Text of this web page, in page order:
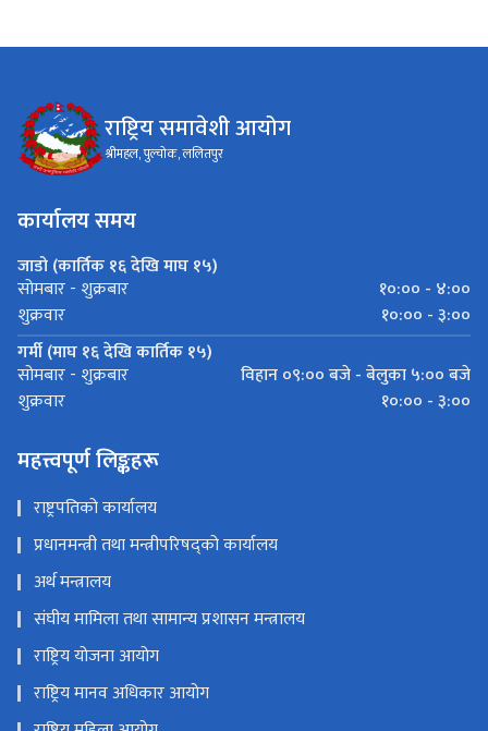
राष्ट्रिय समावेशी आयोग
श्रीमहल, पुल्चोक, ललितपुर
कार्यालय समय
जाडो (कार्तिक १६ देखि माघ १५)
सोमबार - शुक्रबार
१०:०० - ४:००
शुक्रवार
१०:०० - ३:००
गर्मी (माघ १६ देखि कार्तिक १५)
सोमबार - शुक्रबार
विहान ०९:०० बजे - बेलुका ५:०० बजे
शुक्रवार
१०:०० - ३:००
महत्त्वपूर्ण लिङ्कहरू
राष्ट्रपतिको कार्यालय
प्रधानमन्त्री तथा मन्त्रीपरिषद्को कार्यालय
अर्थ मन्त्रालय
संघीय मामिला तथा सामान्य प्रशासन मन्त्रालय
राष्ट्रिय योजना आयोग
राष्ट्रिय मानव अधिकार आयोग